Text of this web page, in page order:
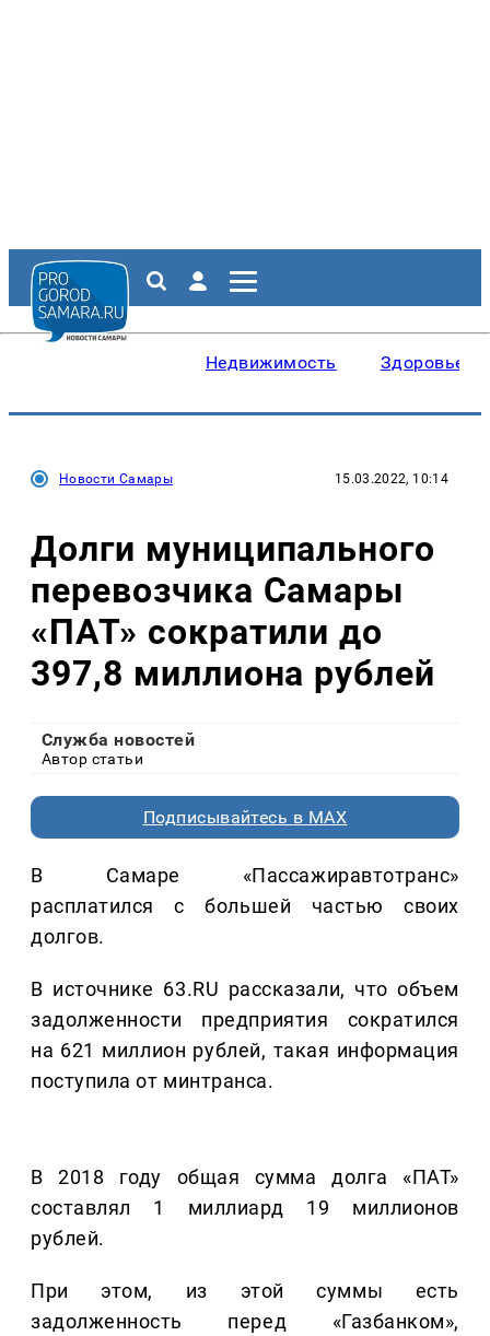
Недвижимость Здоровье
Новости Самары 15.03.2022, 10:14
Долги муниципального
перевозчика Самары
«ПАТ» сократили до
397,8 миллиона рублей
Служба новостей
Автор статьи
Подписывайтесь в MAX
В Самаре «Пассажиравтотранс»
расплатился с большей частью своих
долгов.
В источнике 63.RU рассказали, что объем
задолженности предприятия сократился
на 621 миллион рублей, такая информация
поступила от минтранса.
В 2018 году общая сумма долга «ПАТ»
составлял 1 миллиард 19 миллионов
рублей.
При этом, из этой суммы есть
задолженность перед «Газбанком»,